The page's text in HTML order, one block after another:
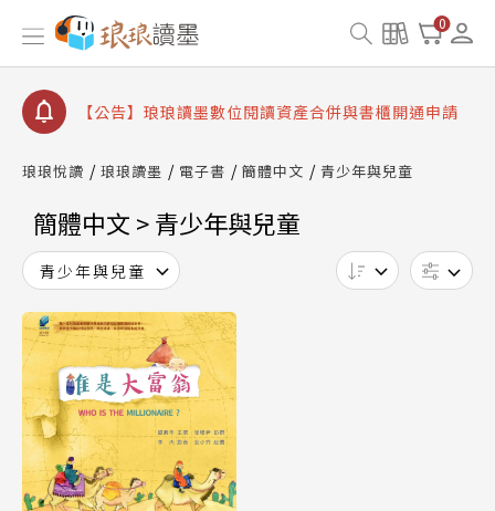
0
【公告】琅琅書店服務升級重要說明及資產合併結果
查詢
【公告】因 Readmoo 讀墨系統維護中，本站同步暫
【公告】琅琅讀墨數位閱讀資產合併與書櫃開通申請
請圖文教學
【公告】琅琅書店服務升級重要說明及資產合併結果
查詢
【公告】因 Readmoo 讀墨系統維護中，本站同步暫
琅琅悅讀 琅琅讀墨 電子書 簡體中文 青少年與兒童
簡體中文 > 青少年與兒童
青少年與兒童